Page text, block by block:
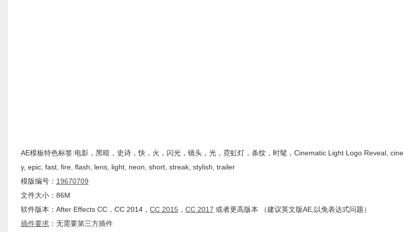
AE模板特色标签:电影，黑暗，史诗，快，火，闪光，镜头，光，霓虹灯，条纹，时髦，Cinematic Light Logo Reveal,
y, epic, fast, fire, flash, lens, light, neon, short, streak, stylish, trailer
模版编号： 19670709
文件大小：86M
软件版本： After Effects CC ，CC 2014， CC 2015 ， CC 2017 或者更高版本 （建议英文版AE,以免表达式问题）
插件要求 ：无需要第三方插件